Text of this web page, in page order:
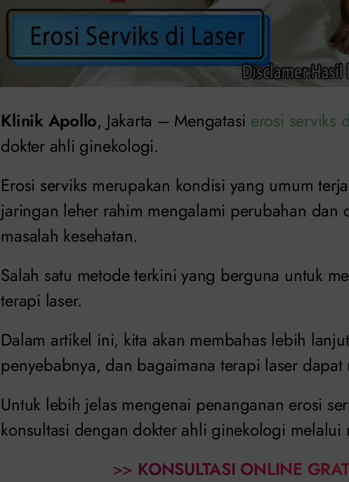
Klinik Apollo, Jakarta – Mengatasi erosi serviks
dokter ahli ginekologi.
Erosi serviks merupakan kondisi yang umum
jaringan leher rahim mengalami perubahan dan
masalah kesehatan.
Salah satu metode terkini yang berguna untuk
terapi laser.
Dalam artikel ini, kita akan membahas lebih
penyebabnya, dan bagaimana terapi laser
Untuk lebih jelas mengenai penanganan erosi
konsultasi dengan dokter ahli ginekologi melalui
>> KONSULTASI ONLINE